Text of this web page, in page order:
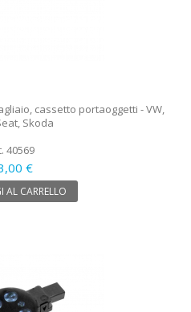
cassetto portaoggetti - VW,
Skoda
40569
€
AL CARRELLO